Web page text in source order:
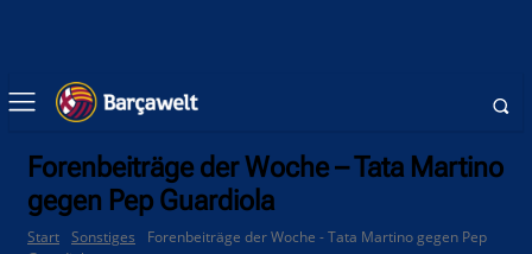
Forenbeiträge der Woche – Tata Martino
gegen Pep Guardiola
Start Sonstiges
Forenbeiträge der Woche - Tata Martino gegen Pep